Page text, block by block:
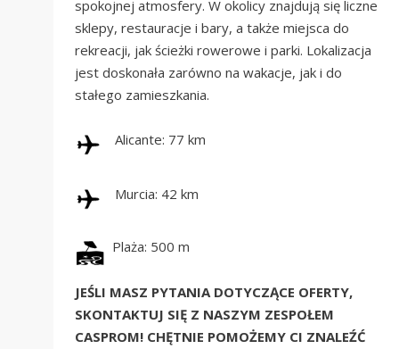
spokojnej atmosfery. W okolicy znajdują się liczne
sklepy, restauracje i bary, a także miejsca do
rekreacji, jak ścieżki rowerowe i parki. Lokalizacja
jest doskonała zarówno na wakacje, jak i do
stałego zamieszkania.
Alicante: 77 km
Murcia: 42 km
Plaża: 500 m
JEŚLI MASZ PYTANIA DOTYCZĄCE OFERTY,
SKONTAKTUJ SIĘ Z NASZYM ZESPOŁEM
CASPROM! CHĘTNIE POMOŻEMY CI ZNALEŹĆ